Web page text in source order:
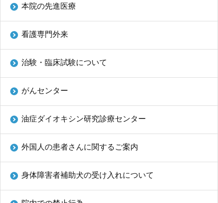
本院の先進医療
看護専門外来
治験・臨床試験について
がんセンター
油症ダイオキシン研究診療センター
外国人の患者さんに関するご案内
身体障害者補助犬の受け入れについて